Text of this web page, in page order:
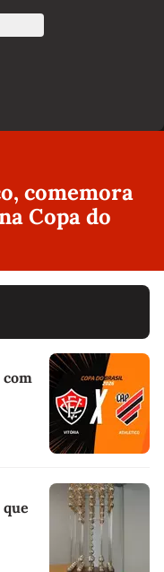
comemora
Copa do